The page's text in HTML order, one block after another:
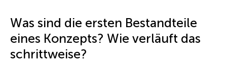
Was sind die ersten Bestandteile
eines Konzepts? Wie verläuft das
schrittweise?